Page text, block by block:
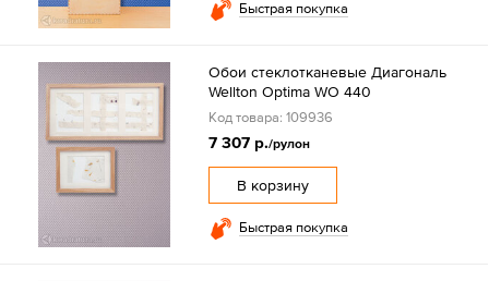
Быстрая покупка
Обои стеклотканевые Диагональ
Wellton Optima WO 440
Код товара: 109936
7 307 р./рулон
В корзину
Быстрая покупка